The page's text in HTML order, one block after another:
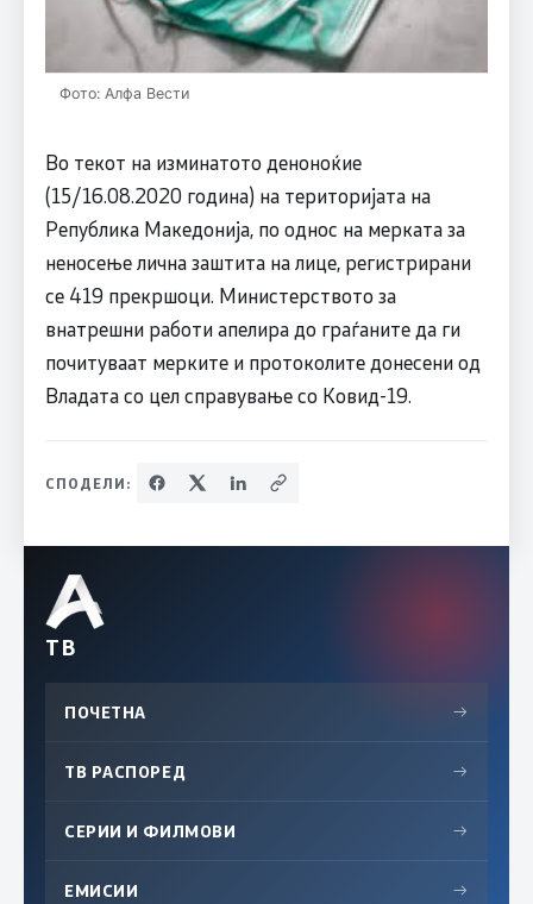
Фото: Алфа Вести
Во текот на изминатото деноноќие
(15/16.08.2020 година) на територијата на
Република Македонија, по однос на мерката за
неносење лична заштита на лице, регистрирани
се 419 прекршоци. Министерството за
внатрешни работи апелира до граѓаните да ги
почитуваат мерките и протоколите донесени од
Владата со цел справување со Ковид-19.
СПОДЕЛИ:
ТВ
ПОЧЕТНА →
ТВ РАСПОРЕД →
СЕРИИ И ФИЛМОВИ →
ЕМИСИИ →